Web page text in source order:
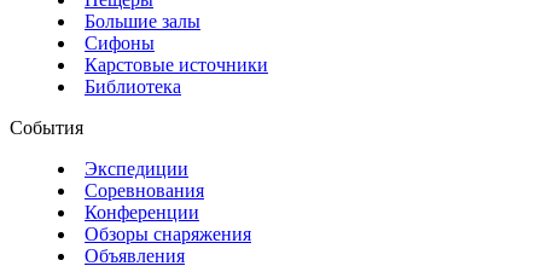
Большие залы
Сифоны
Карстовые источники
Библиотека
События
Экспедиции
Соревнования
Конференции
Обзоры снаряжения
Объявления